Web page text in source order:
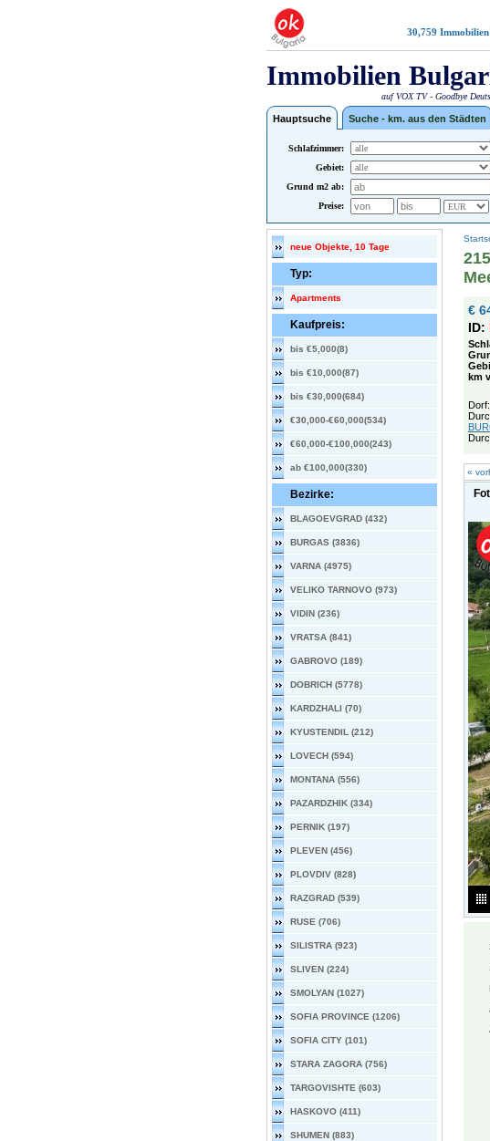
30,759
Immobilien
auf VOX TV - Goodbye
Hauptsuche Suche - km. aus den Städten
Schlafzimmer:
Gebiet:
Grund m2 ab:
Preise:
neue Objekte, 10 Tage
Typ:
Apartments
Kaufpreis:
bis €5,000(8)
bis €10,000(87)
bis €30,000(684)
€30,000-€60,000(534)
€60,000-€100,000(243)
ab €100,000(330)
Bezirke:
BLAGOEVGRAD (432)
BURGAS (3836)
VARNA (4975)
VELIKO TARNOVO (973)
VIDIN (236)
VRATSA (841)
GABROVO (189)
DOBRICH (5778)
KARDZHALI (70)
KYUSTENDIL (212)
LOVECH (594)
MONTANA (556)
PAZARDZHIK (334)
PERNIK (197)
PLEVEN (456)
PLOVDIV (828)
RAZGRAD (539)
RUSE (706)
SILISTRA (923)
SLIVEN (224)
SMOLYAN (1027)
SOFIA PROVINCE (1206)
SOFIA CITY (101)
STARA ZAGORA (756)
TARGOVISHTE (603)
HASKOVO (411)
SHUMEN (883)
€
ID:
km
Dorf:
«